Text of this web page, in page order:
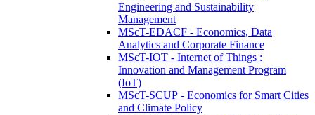
Engineering and Sustainability
Management
MScT-EDACF - Economics, Data
Analytics and Corporate Finance
MScT-IOT - Internet of Things :
Innovation and Management Program
(IoT)
MScT-SCUP - Economics for Smart Cities
and Climate Policy